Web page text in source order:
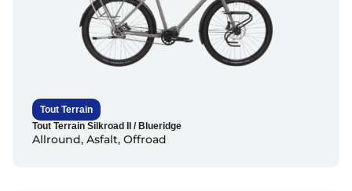
Tout Terrain
Tout Terrain Silkroad II / Blueridge
Allround, Asfalt, Offroad